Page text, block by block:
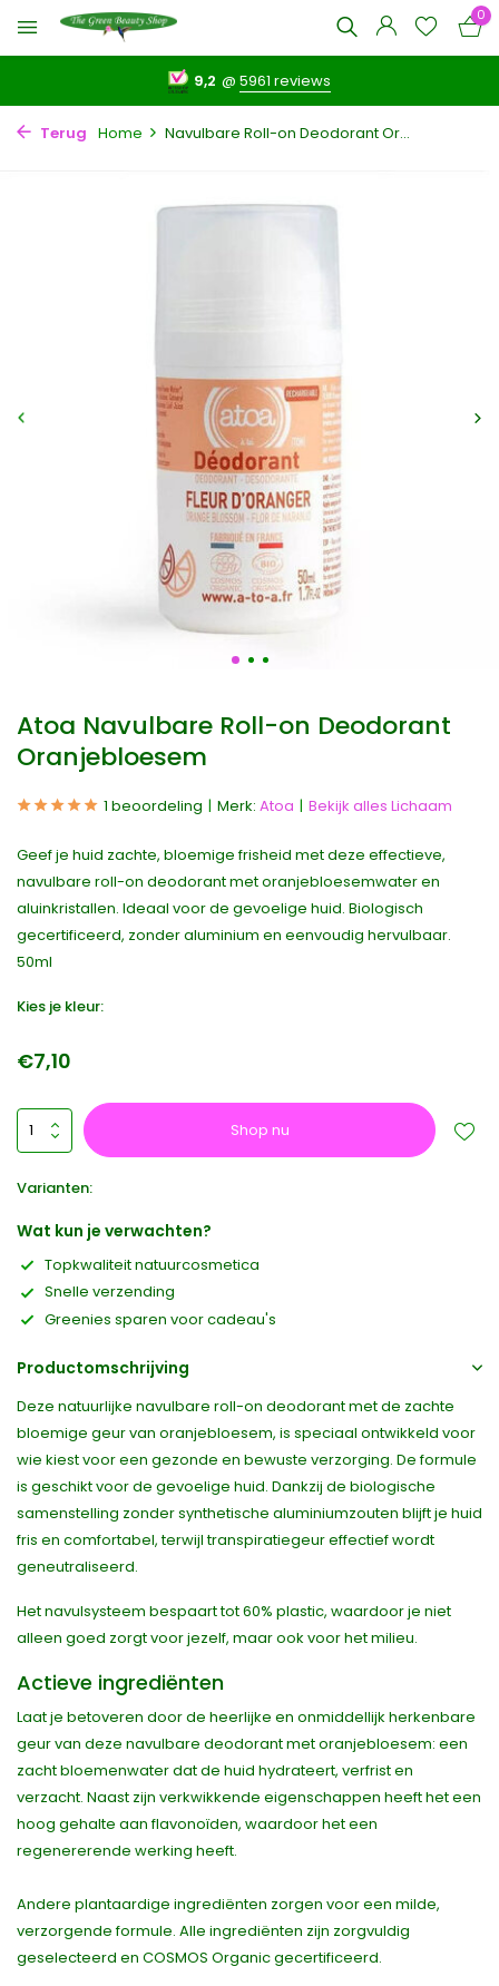
0
9,2 @5961 reviews
Terug Home Navulbare Roll-on Deodorant Or...
Atoa Navulbare Roll-on Deodorant
Oranjebloesem
1 beoordeling Merk: Atoa Bekijk alles Lichaam
Geef je huid zachte, bloemige frisheid met deze effectieve,
navulbare roll-on deodorant met oranjebloesemwater en
aluinkristallen. Ideaal voor de gevoelige huid. Biologisch
gecertificeerd, zonder aluminium en eenvoudig hervulbaar.
50ml
Kies je kleur:
€7,10
Shop nu
Varianten:
Wat kun je verwachten?
Topkwaliteit natuurcosmetica
Snelle verzending
Greenies sparen voor cadeau's
Productomschrijving
Deze natuurlijke navulbare roll-on deodorant met de zachte
bloemige geur van oranjebloesem, is speciaal ontwikkeld voor
wie kiest voor een gezonde en bewuste verzorging. De formule
is geschikt voor de gevoelige huid. Dankzij de biologische
samenstelling zonder synthetische aluminiumzouten blijft je huid
fris en comfortabel, terwijl transpiratiegeur effectief wordt
geneutraliseerd.
Het navulsysteem bespaart tot 60% plastic, waardoor je niet
alleen goed zorgt voor jezelf, maar ook voor het milieu.
Actieve ingrediënten
Laat je betoveren door de heerlijke en onmiddellijk herkenbare
geur van deze navulbare deodorant met oranjebloesem: een
zacht bloemenwater dat de huid hydrateert, verfrist en
verzacht. Naast zijn verkwikkende eigenschappen heeft het een
hoog gehalte aan flavonoïden, waardoor het een
regenererende werking heeft.
Andere plantaardige ingrediënten zorgen voor een milde,
verzorgende formule. Alle ingrediënten zijn zorgvuldig
geselecteerd en COSMOS Organic gecertificeerd.